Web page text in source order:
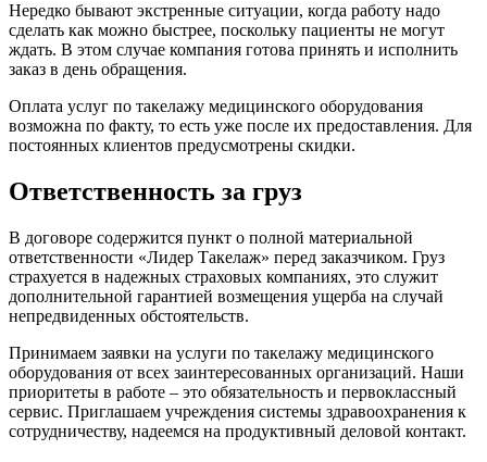
Нередко бывают экстренные ситуации, когда работу надо
сделать как можно быстрее, поскольку пациенты не могут
ждать. В этом случае компания готова принять и исполнить
заказ в день обращения.
Оплата услуг по такелажу медицинского оборудования
возможна по факту, то есть уже после их предоставления. Для
постоянных клиентов предусмотрены скидки.
Ответственность за груз
В договоре содержится пункт о полной материальной
ответственности «Лидер Такелаж» перед заказчиком. Груз
страхуется в надежных страховых компаниях, это служит
дополнительной гарантией возмещения ущерба на случай
непредвиденных обстоятельств.
Принимаем заявки на услуги по такелажу медицинского
оборудования от всех заинтересованных организаций. Наши
приоритеты в работе – это обязательность и первоклассный
сервис. Приглашаем учреждения системы здравоохранения к
сотрудничеству, надеемся на продуктивный деловой контакт.